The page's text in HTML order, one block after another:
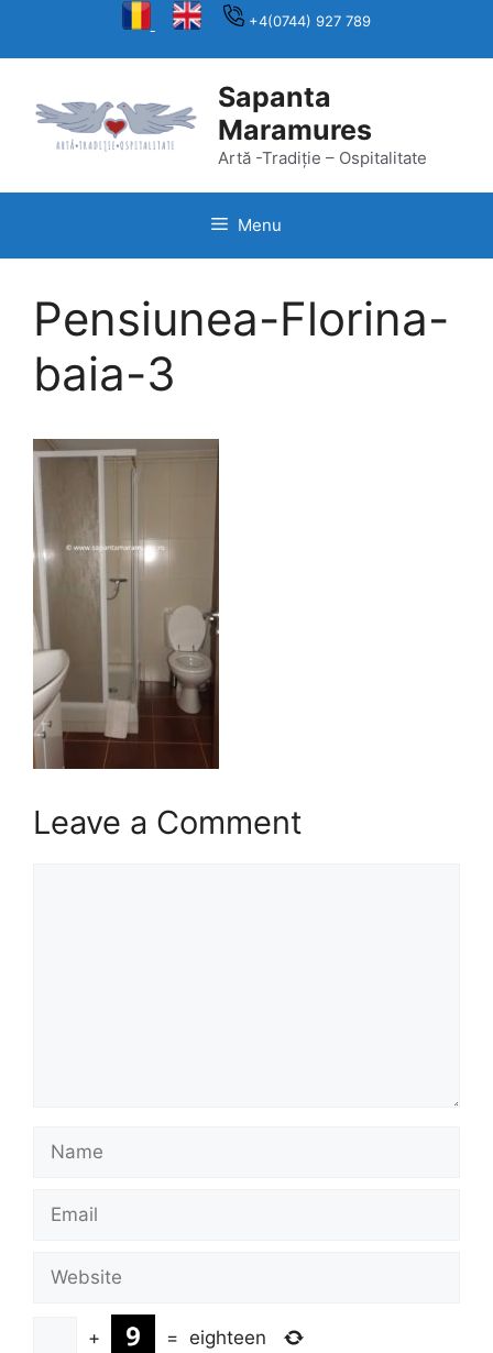
+4(0744) 927 789
Sapanta
Maramures
Artă -Tradiție – Ospitalitate
Menu
Pensiunea-Florina-
baia-3
Leave a Comment
Name
Email
Website
+ = eighteen